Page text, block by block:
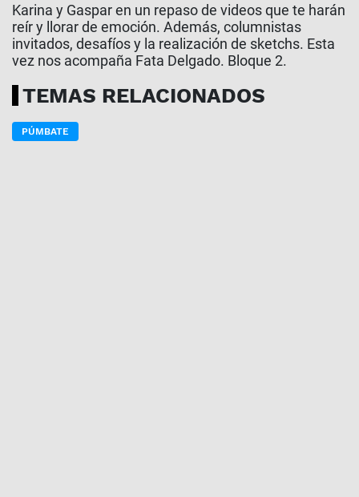
Karina y Gaspar en un repaso de videos que te harán
reír y llorar de emoción. Además, columnistas
invitados, desafíos y la realización de sketchs. Esta
vez nos acompaña Fata Delgado. Bloque 2.
TEMAS RELACIONADOS
PÚMBATE